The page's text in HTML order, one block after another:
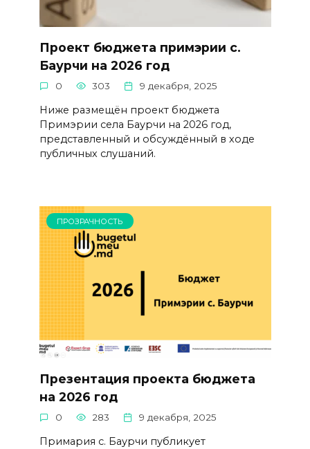
Проект бюджета примэрии с.
Баурчи на 2026 год
0 303 9 декабря, 2025
Ниже размещён проект бюджета
Примэрии села Баурчи на 2026 год,
представленный и обсуждённый в ходе
публичных слушаний.
ПРОЗРАЧНОСТЬ
Презентация проекта бюджета
на 2026 год
0 283 9 декабря, 2025
Примария с. Баурчи публикует